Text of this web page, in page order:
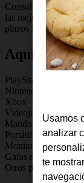
Consolas,
las mejores marcas.
plazos sin intereses!
Aquí
PlayStation
Nintendo Switch y
Xbox
Videojuegos
Mandos para
Portátiles Gaming
Monitores Gaming
Gafas de Realidad
Otros productos de
Usamos
analizar
te